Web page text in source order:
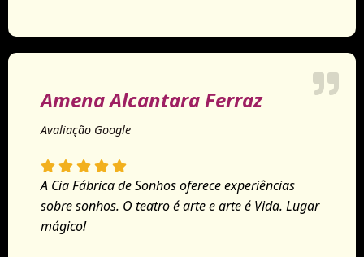
Amena Alcantara Ferraz
Avaliação Google
A Cia Fábrica de Sonhos oferece experiências
sobre sonhos. O teatro é arte e arte é Vida. Lugar
mágico!